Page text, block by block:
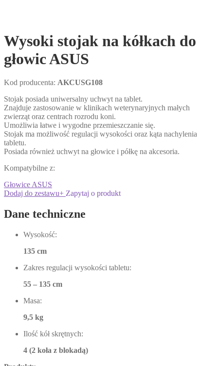
Wysoki stojak na kółkach do
głowic ASUS
Kod producenta: AKCUSG108
Stojak posiada uniwersalny uchwyt na tablet.
Znajduje zastosowanie w klinikach weterynaryjnych małych
zwierząt oraz centrach rozrodu koni.
Umożliwia łatwe i wygodne przemieszczanie się.
Stojak ma możliwość regulacji wysokości oraz kąta nachylenia
tabletu.
Posiada również uchwyt na głowice i półkę na akcesoria.
Kompatybilne z:
Głowice ASUS
Dodaj do zestawu+ Zapytaj o produkt
Dane techniczne
Wysokość:
135 cm
Zakres regulacji wysokości tabletu:
55 – 135 cm
Masa:
9,5 kg
Ilość kół skrętnych:
4 (2 koła z blokadą)